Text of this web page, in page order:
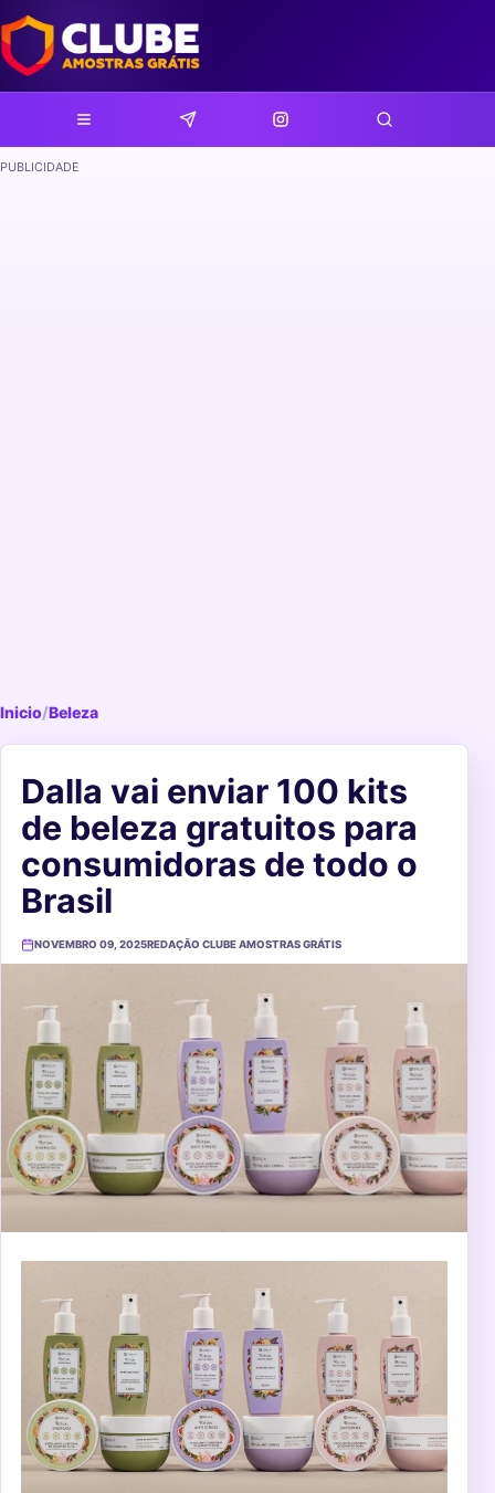
PUBLICIDADE
Inicio/Beleza
Dalla vai enviar 100 kits
de beleza gratuitos para
consumidoras de todo o
Brasil
NOVEMBRO 09, 2025REDAÇÃO CLUBE AMOSTRAS GRÁTIS